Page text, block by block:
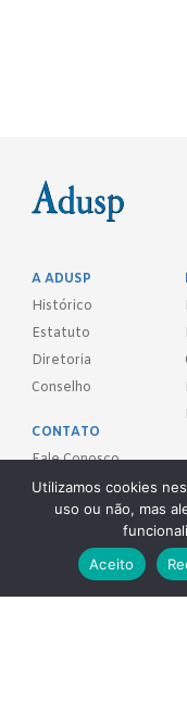
A ADUSP
Histórico
Estatuto
Diretoria
Conselho
CONTATO
Fale Conosco
Utilizamos cookies
uso ou não, mas
Aceito